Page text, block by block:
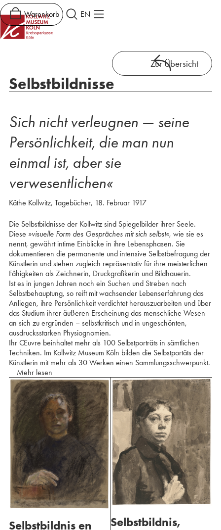
Warenkorb EN
Zur Übersicht
Selbstbildnisse
Sich nicht verleugnen — seine
Persönlichkeit, die man nun
einmal ist, aber sie
verwesentlichen«
Käthe Kollwitz, Tagebücher, 18. Februar 1917
Die Selbstbildnisse der Kollwitz sind Spiegelbilder ihrer Seele.
Diese »visuelle Form des Gespräches mit sich selbst«, wie sie es
nennt, gewährt intime Einblicke in ihre Lebensphasen. Sie
dokumentieren die permanente und intensive Selbstbefragung der
Künstlerin und stehen zugleich repräsentativ für ihre meisterlichen
Fähigkeiten als Zeichnerin, Druckgrafikerin und Bildhauerin.
Ist es in jungen Jahren noch ein Suchen und Streben nach
Selbstbehauptung, so reift mit wachsender Lebenserfahrung das
Anliegen, ihre Persönlichkeit verdichtet herauszuarbeiten und über
das Studium ihrer äußeren Erscheinung das menschliche Wesen
an sich zu ergründen – selbstkritisch und in ungeschönten,
ausdrucksstarken Physiognomien.
Ihr Œuvre beinhaltet mehr als 100 Selbstporträts in sämtlichen
Techniken. Im Kollwitz Museum Köln bilden die Selbstportäts der
Künstlerin mit mehr als 30 Werken einen Sammlungsschwerpunkt.
Mehr lesen
Selbstbildnis en
Selbstbildnis,